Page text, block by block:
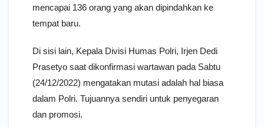
mencapai 136 orang yang akan dipindahkan ke
tempat baru.
Di sisi lain, Kepala Divisi Humas Polri, Irjen Dedi
Prasetyo saat dikonfirmasi wartawan pada Sabtu
(24/12/2022) mengatakan mutasi adalah hal biasa
dalam Polri. Tujuannya sendiri untuk penyegaran
dan promosi.